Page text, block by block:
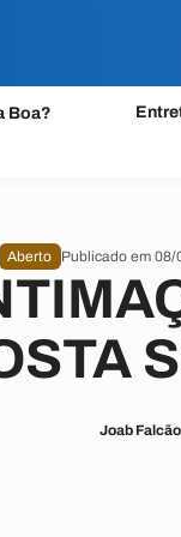
Boa?
Aberto Publicado em
Joab Falcão